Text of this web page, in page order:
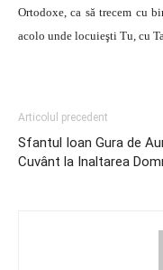
Ortodoxe, ca să trecem cu
acolo unde locuieşti Tu, cu
Articolul precedent
Sfantul Ioan Gura de
Cuvânt la Inaltarea